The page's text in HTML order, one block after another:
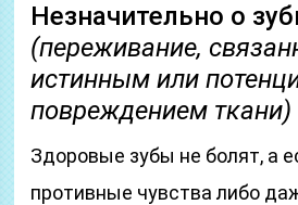
Незначительно о
(переживание,
истинным или
повреждением ткани)
Здоровые зубы не болят, а
противные чувства либо